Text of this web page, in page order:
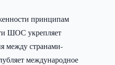
принципам
ШОС укрепляет
между странами-
международное